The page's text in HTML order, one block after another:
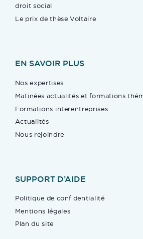
droit social
Le prix de thèse Voltaire
EN SAVOIR PLUS
Nos expertises
Matinées actualités et formations
Formations interentreprises
Actualités
Nous rejoindre
SUPPORT D’AIDE
Politique de confidentialité
Mentions légales
Plan du site